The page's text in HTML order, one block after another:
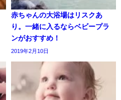
赤ちゃんの大浴場はリスクあ
り。一緒に入るならベビープラ
ンがおすすめ！
2019年2月10日